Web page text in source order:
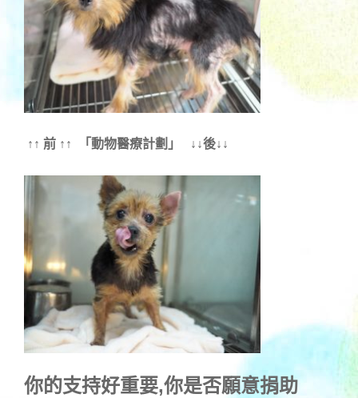
↑↑ 前 ↑↑ 「動物醫療計劃」 ↓↓後↓↓
你的支持好重要,你是否願意捐助